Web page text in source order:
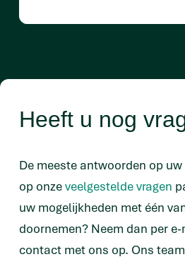
Heeft u nog
De meeste antwoorden op
op onzeveelgestelde vragen
uw mogelijkheden met één
doornemen? Neem dan per
contact met ons op. Ons